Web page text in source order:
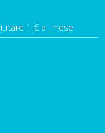
1 € al mese